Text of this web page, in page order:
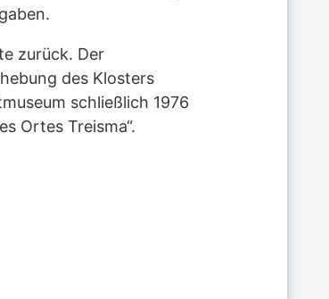
zurück. Der
des Klosters
schließlich 1976
Ortes Treisma“.